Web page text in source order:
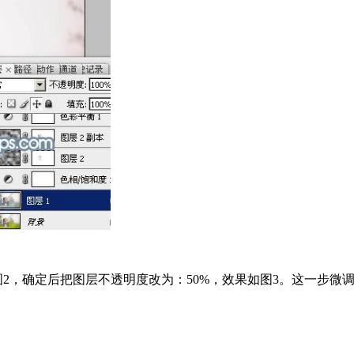
确定后把图层不透明度改为：50%，效果如图3。这一步微调